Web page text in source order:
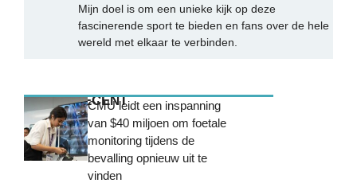
Mijn doel is om een unieke kijk op deze
fascinerende sport te bieden en fans over de hele
wereld met elkaar te verbinden.
MEEST RECENTCMU leidt een inspanning
van $40 miljoen om foetale
monitoring tijdens de
bevalling opnieuw uit te
vinden